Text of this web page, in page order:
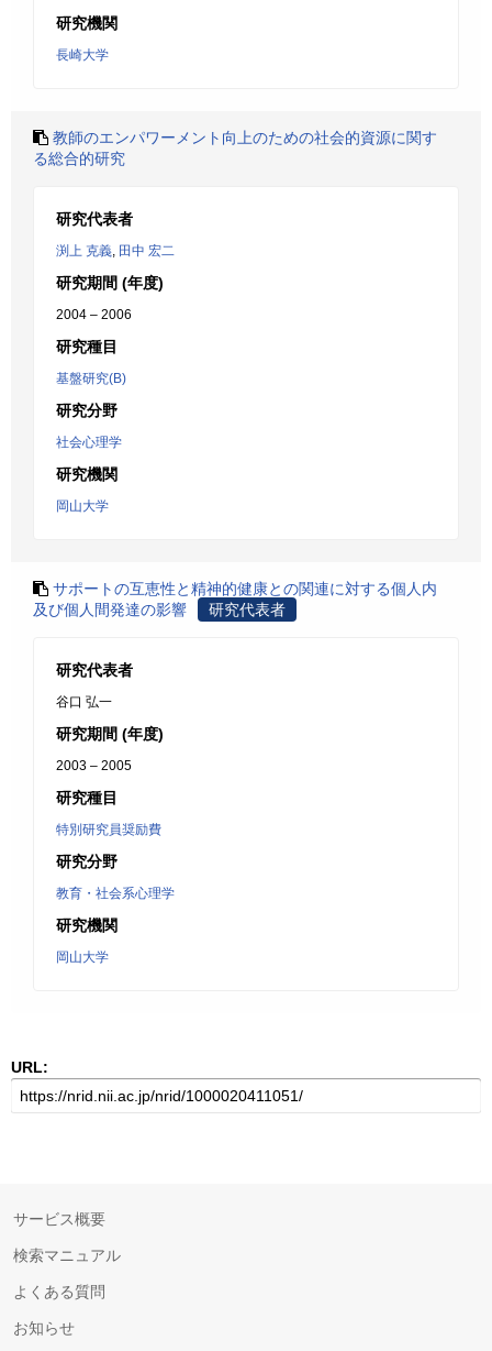
研究機関
長崎大学
教師のエンパワーメント向上のための社会的資源に関す
る総合的研究
研究代表者
渕上 克義, 田中 宏二
研究期間 (年度)
2004 – 2006
研究種目
基盤研究(B)
研究分野
社会心理学
研究機関
岡山大学
サポートの互恵性と精神的健康との関連に対する個人内
及び個人間発達の影響
研究代表者
研究代表者
谷口 弘一
研究期間 (年度)
2003 – 2005
研究種目
特別研究員奨励費
研究分野
教育・社会系心理学
研究機関
岡山大学
URL:
サービス概要
検索マニュアル
よくある質問
お知らせ